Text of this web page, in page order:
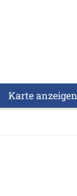
Karte anzeigen